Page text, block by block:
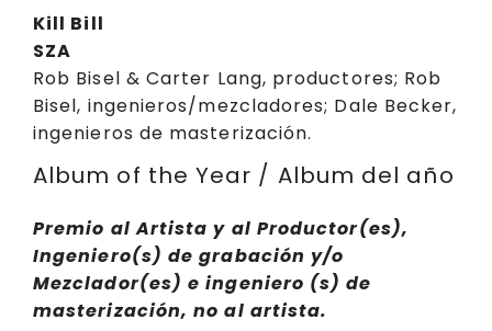
Kill Bill
SZA
Rob Bisel & Carter Lang, productores; Rob
Bisel, ingenieros/mezcladores; Dale Becker,
ingenieros de masterización.
Album of the Year / Album del año
Premio al Artista y al Productor(es),
Ingeniero(s) de grabación y/o
Mezclador(es) e ingeniero (s) de
masterización, no al artista.